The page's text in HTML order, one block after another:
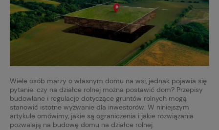
Wiele osób marzy o własnym domu na wsi, jednak pojawia się
pytanie: czy na działce rolnej można postawić dom? Przepisy
budowlane i regulacje dotyczące gruntów rolnych mogą
stanowić istotne wyzwanie dla inwestorów. W niniejszym
artykule omówimy, jakie są ograniczenia i jakie rozwiązania
pozwalają na budowę domu na działce rolnej.